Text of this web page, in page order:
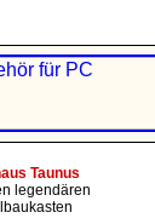
Taunus
legendären